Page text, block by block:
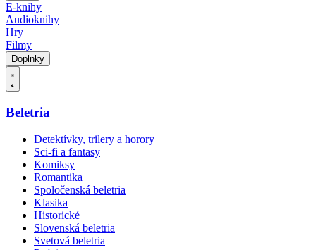
E-knihy
Audioknihy
Hry
Filmy
Doplnky
Beletria
Detektívky, trilery a horory
Sci-fi a fantasy
Komiksy
Romantika
Spoločenská beletria
Klasika
Historické
Slovenská beletria
Svetová beletria